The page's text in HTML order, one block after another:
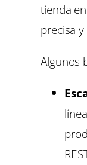
tienda
precisa
Algunos